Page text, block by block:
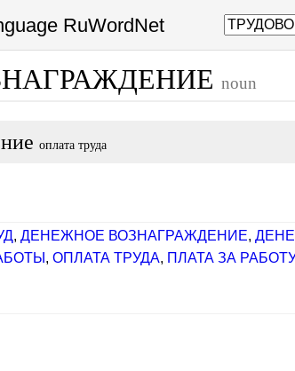
RuWordNet
noun
оплата труда
, ДЕНЕЖНОЕ ВОЗНАГРАЖДЕНИЕ,
,ОПЛАТА ТРУДА, ПЛАТА ЗА РАБОТУ